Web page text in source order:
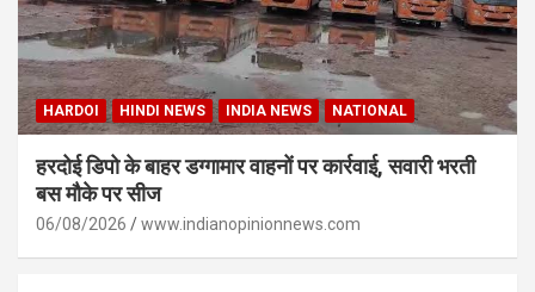
HARDOI HINDI NEWS INDIA NEWS NATIONAL
हरदोई डिपो के बाहर डग्गामार वाहनों पर कार्रवाई, सवारी भरती
बस मौके पर सीज
06/08/2026 www.indianopinionnews.com